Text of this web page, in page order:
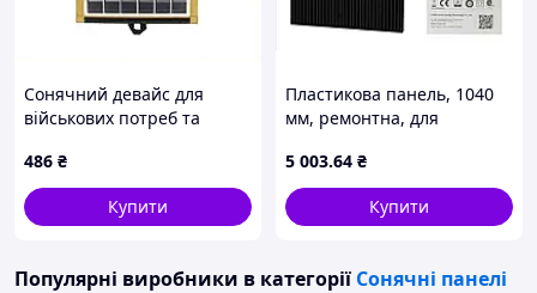
Сонячний девайс для
військових потреб та
E6114C15
486 ₴
Купити
Пластикова панель, 1040
мм, ремонтна, для
електротранспорту, Китай
5 003.64 ₴
Купити
Популярні виробники в категорії Сонячні панелі